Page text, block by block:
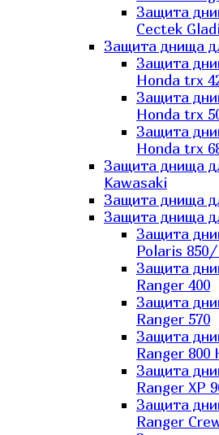
Защита
Cectek
Защита днища
Защита
Honda trx
Защита
Honda trx
Защита
Honda trx
Защита днища
Kawasaki
Защита днища
Защита днища
Защита
Polaris 850/
Защита
Ranger 400
Защита
Ranger 570
Защита
Ranger
Защита
Ranger XP
Защита
Ranger